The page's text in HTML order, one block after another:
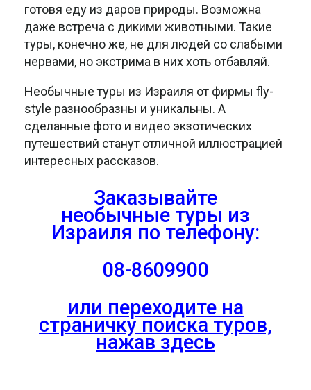
готовя еду из даров природы. Возможна
даже встреча с дикими животными. Такие
туры, конечно же, не для людей со слабыми
нервами, но экстрима в них хоть отбавляй.
Необычные туры из Израиля от фирмы fly-
style разнообразны и уникальны. А
сделанные фото и видео экзотических
путешествий станут отличной иллюстрацией
интересных рассказов.
Заказывайте
необычные туры из
Израиля по телефону:
08-8609900
или переходите на
страничку поиска туров,
нажав здесь